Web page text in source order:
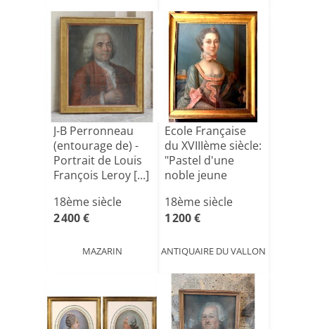
J-B Perronneau
(entourage de) -
Portrait de Louis
François Leroy [...]
18ème siècle
2 400 €
MAZARIN
Ecole Française
du XVIIIème siècle:
"Pastel d'une
noble jeune
18ème siècle
1 200 €
ANTIQUAIRE DU VALLON